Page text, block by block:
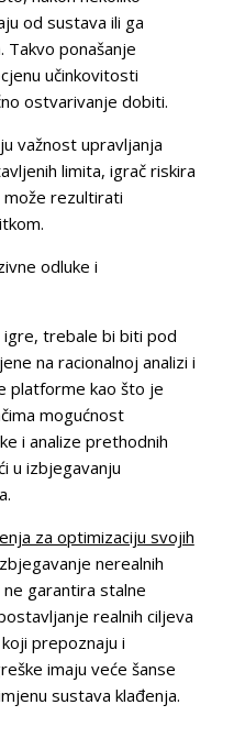
od sustava ili ga
Takvo ponašanje
učinkovitosti
ostvarivanje dobiti.
važnost upravljanja
limita, igrač riskira
rezultirati
odluke i
trebale bi biti pod
na racionalnoj analizi i
platforme kao što je
mogućnost
i analize prethodnih
u izbjegavanju
za optimizaciju svojih
nerealnih
garantira stalne
realnih ciljeva
prepoznaju i
imaju veće šanse
sustava klađenja.